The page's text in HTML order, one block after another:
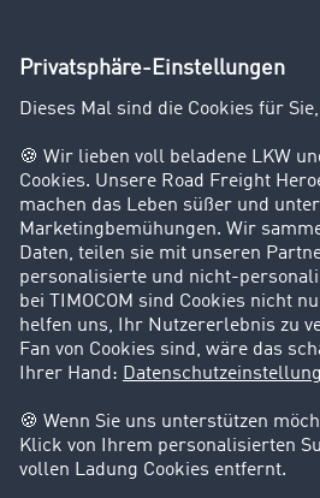
Unternehmen
Kunden werben Kunden
Success Stories
Karriere
Support
Kontakt
Rechtliches
Impressum